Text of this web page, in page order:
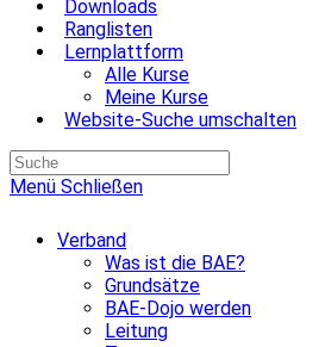
Downloads
Ranglisten
Lernplattform
Alle Kurse
Meine Kurse
Website-Suche umschalten
Menü Schließen
Verband
Was ist die BAE?
Grundsätze
BAE-Dojo werden
Leitung